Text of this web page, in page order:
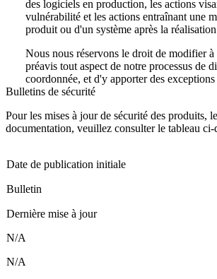
des logiciels en production, les actions
vulnérabilité et les actions entraînant une
produit ou d'un système après la
Nous nous réservons le droit de modifier à
préavis tout aspect de notre processus de
coordonnée, et d'y apporter des exceptions
Bulletins de sécurité
Pour les mises à jour de sécurité des produits,
documentation, veuillez consulter le tableau ci-
Date de publication initiale
Bulletin
Dernière mise à jour
N/A
N/A